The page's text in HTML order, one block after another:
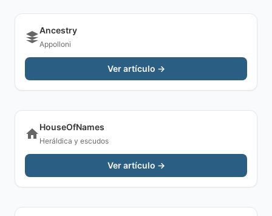
Ancestry
Appolloni
Ver artículo →
HouseOfNames
Heráldica y escudos
Ver artículo →